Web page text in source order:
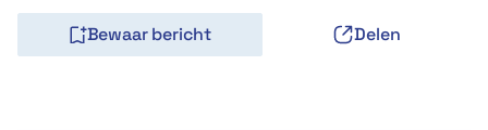
Bewaar bericht Delen